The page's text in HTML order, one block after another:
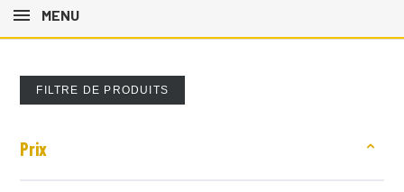
MENU
FILTRE DE PRODUITS
Prix